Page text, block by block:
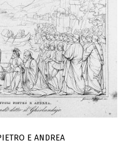
E ANDREA